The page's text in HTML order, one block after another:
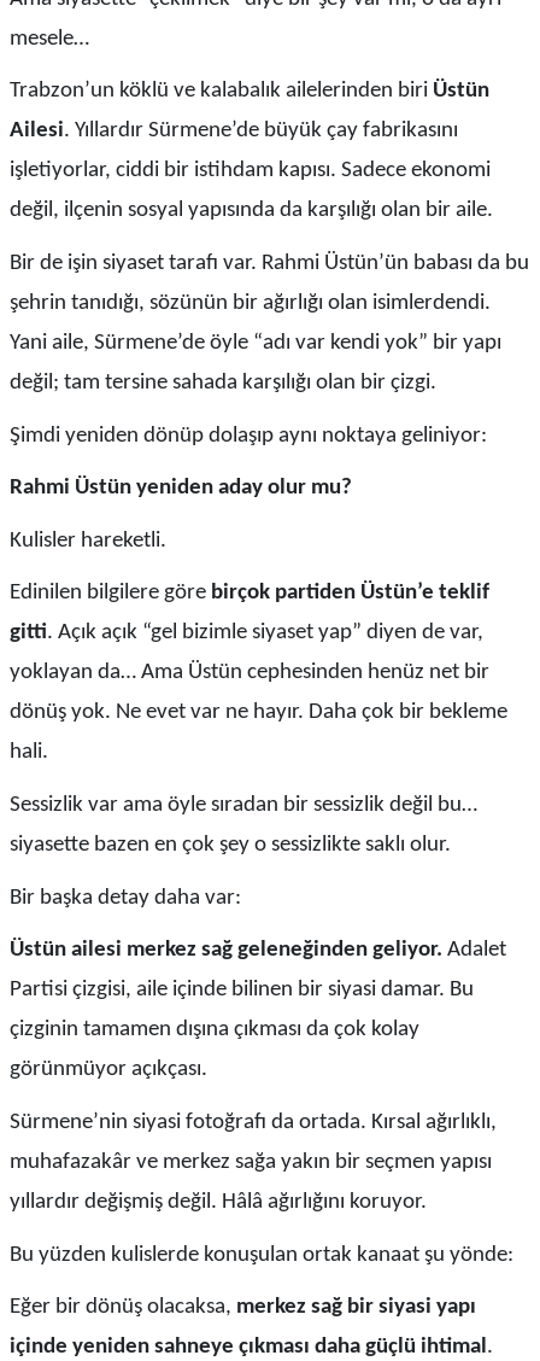
mesele…
Trabzon’un köklü ve kalabalık ailelerinden biri Üstün
Ailesi. Yıllardır Sürmene’de büyük çay fabrikasını
işletiyorlar, ciddi bir istihdam kapısı. Sadece ekonomi
değil, ilçenin sosyal yapısında da karşılığı olan bir aile.
Bir de işin siyaset tarafı var. Rahmi Üstün’ün babası da bu
şehrin tanıdığı, sözünün bir ağırlığı olan isimlerdendi.
Yani aile, Sürmene’de öyle “adı var kendi yok” bir yapı
değil; tam tersine sahada karşılığı olan bir çizgi.
Şimdi yeniden dönüp dolaşıp aynı noktaya geliniyor:
Rahmi Üstün yeniden aday olur mu?
Kulisler hareketli.
Edinilen bilgilere göre birçok partiden Üstün’e teklif
gitti. Açık açık “gel bizimle siyaset yap” diyen de var,
yoklayan da… Ama Üstün cephesinden henüz net bir
dönüş yok. Ne evet var ne hayır. Daha çok bir bekleme
hali.
Sessizlik var ama öyle sıradan bir sessizlik değil bu…
siyasette bazen en çok şey o sessizlikte saklı olur.
Bir başka detay daha var:
Üstün ailesi merkez sağ geleneğinden geliyor. Adalet
Partisi çizgisi, aile içinde bilinen bir siyasi damar. Bu
çizginin tamamen dışına çıkması da çok kolay
görünmüyor açıkçası.
Sürmene’nin siyasi fotoğrafı da ortada. Kırsal ağırlıklı,
muhafazakâr ve merkez sağa yakın bir seçmen yapısı
yıllardır değişmiş değil. Hâlâ ağırlığını koruyor.
Bu yüzden kulislerde konuşulan ortak kanaat şu yönde:
Eğer bir dönüş olacaksa, merkez sağ bir siyasi yapı
içinde yeniden sahneye çıkması daha güçlü ihtimal.